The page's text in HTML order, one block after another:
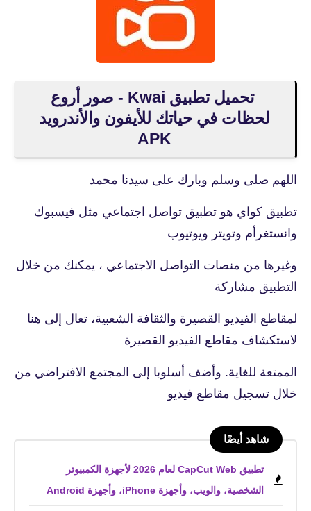
تحميل تطبيق Kwai - صور أروع
لحظات في حياتك للأيفون والأندرويد
APK
اللهم صلى وسلم وبارك على سيدنا محمد
تطبيق كواي هو تطبيق تواصل اجتماعي مثل فيسبوك
وانستغرأم وتويتر ويوتيوب
وغيرها من منصات التواصل الاجتماعي ، يمكنك من خلال
التطبيق مشاركة
لمقاطع الفيديو القصيرة والثقافة الشعبية، تعال إلى هنا
لاستكشاف مقاطع الفيديو القصيرة
الممتعة للغاية. وأضف أسلوبا إلى المجتمع الافتراضي من
خلال تسجيل مقاطع فيديو
شاهد أيضًا
تطبيق CapCut Web لعام 2026 لأجهزة الكمبيوتر
الشخصية، والويب، وأجهزة iPhone، وأجهزة Android